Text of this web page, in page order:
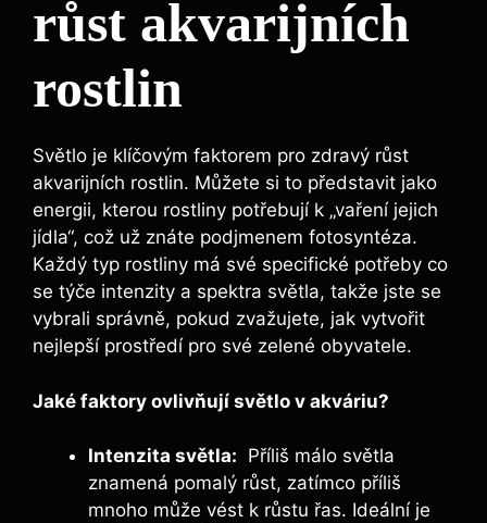
růst‌ akvarijních
rostlin
Světlo je​ klíčovým faktorem pro‍ zdravý růst
akvarijních rostlin. Můžete‌ si to představit jako
energii, kterou rostliny potřebují k‍ „vaření jejich
jídla“, což už ⁤znáte podjmenem⁣ fotosyntéza.⁢
Každý typ rostliny má své specifické potřeby co
se‌ týče intenzity a⁣ spektra světla, takže jste se
vybrali‍ správně,​ pokud zvažujete, ⁤jak vytvořit
nejlepší​ prostředí⁤ pro své zelené obyvatele. ⁣
Jaké‍ faktory ovlivňují⁢ světlo v akváriu?
Intenzita světla: ⁤ Příliš málo světla
znamená pomalý ​růst, zatímco ‍příliš
mnoho⁤ může vést k ‍růstu ⁣řas. Ideální je